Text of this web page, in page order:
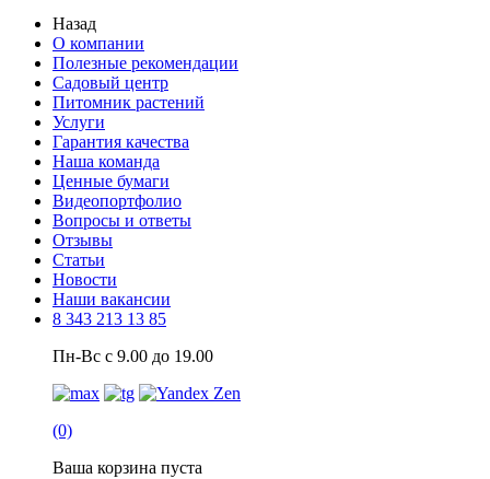
Назад
О компании
Полезные рекомендации
Садовый центр
Питомник растений
Услуги
Гарантия качества
Наша команда
Ценные бумаги
Видеопортфолио
Вопросы и ответы
Отзывы
Статьи
Новости
Наши вакансии
8 343 213 13 85
Пн-Вс с 9.00 до 19.00
(0)
Ваша корзина пуста